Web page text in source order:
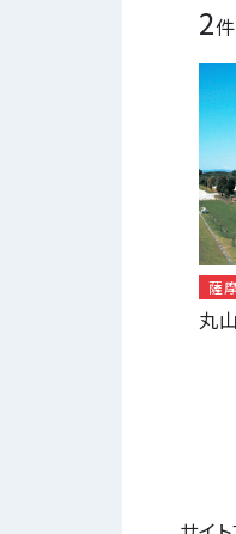
2
薩
丸